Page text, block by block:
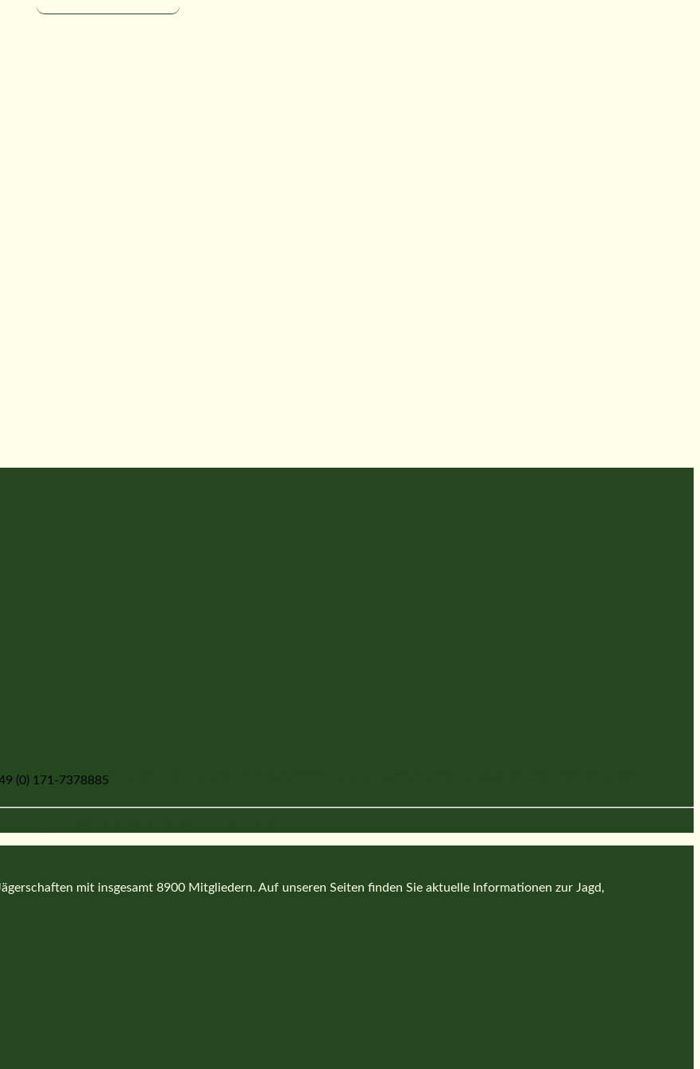
(0) 171-7378885
mit insgesamt 8900 Mitgliedern. Auf unseren Seiten finden Sie aktuelle Informationen zur Jagd,